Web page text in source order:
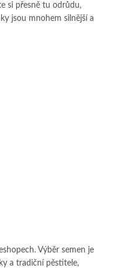
si přesně tu odrůdu,
jsou mnohem silnější a
Výběr semen je
a tradiční pěstitele,